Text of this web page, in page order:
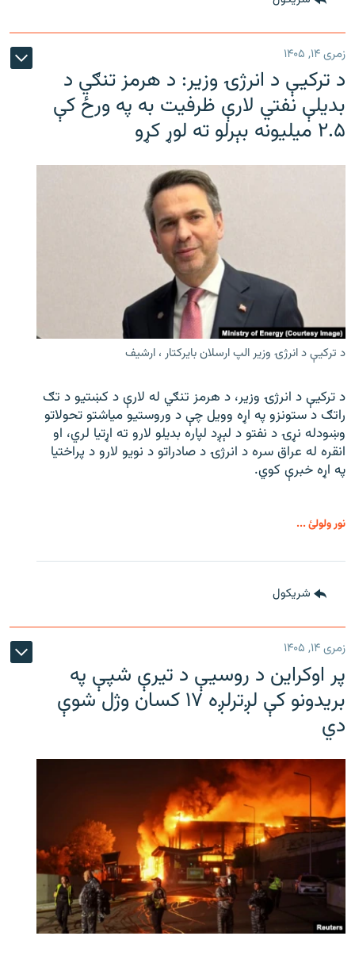
زمری ۱۴, ۱۴۰۵
د ترکیې د انرژۍ وزیر: د هرمز تنګي د
بدیلې نفتي لارې ظرفیت به په ورځ کې
۲.۵ میلیونه بېرلو ته لوړ کړو
د ترکیې د انرژۍ وزیر الپ ارسلان بایرکتار ، ارشیف
د ترکیې د انرژۍ وزیر، د هرمز تنګي له لارې د کښتیو د تګ
راتګ د ستونزو په اړه وویل چې د وروستیو میاشتو تحولاتو
وښودله نړۍ د نفتو د لېږد لپاره بدیلو لارو ته اړتیا لري، او
انقره له عراق سره د انرژۍ د صادراتو د نویو لارو د پراختیا
په اړه خبرې کوي.
نور ولولئ ...
شريکول
زمری ۱۴, ۱۴۰۵
پر اوکراین د روسیې د تیرې شپې په
بریدونو کې لږترلږه ۱۷ کسان وژل شوې
دي